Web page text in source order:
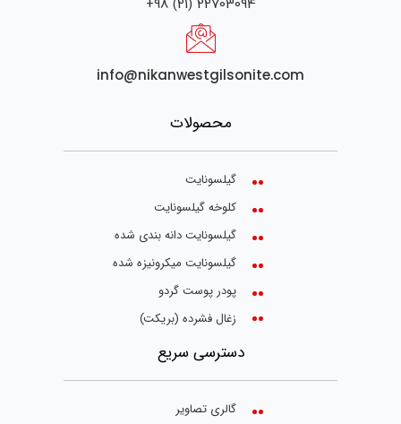
info@nikanwestgilsonite.com
محصولات
گیلسونایت
کلوخه گیلسونایت
گیلسونایت دانه بندی شده
گیلسونایت میکرونیزه شده
پودر پوست گردو
زغال فشرده (بریکت)
دسترسی سریع
گالری تصاویر